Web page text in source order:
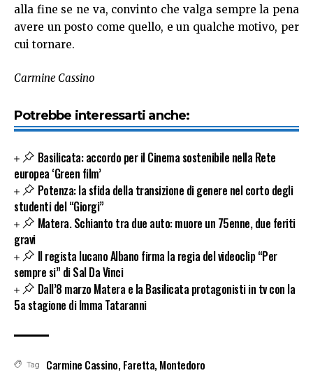
alla fine se ne va, convinto che valga sempre la pena
avere un posto come quello, e un qualche motivo, per
cui tornare.
Carmine Cassino
Potrebbe interessarti anche:
Basilicata: accordo per il Cinema sostenibile nella Rete
europea ‘Green film’
Potenza: la sfida della transizione di genere nel corto degli
studenti del “Giorgi”
Matera. Schianto tra due auto: muore un 75enne, due feriti
gravi
Il regista lucano Albano firma la regia del videoclip “Per
sempre si” di Sal Da Vinci
Dall’8 marzo Matera e la Basilicata protagonisti in tv con la
5a stagione di Imma Tataranni
Tag Carmine Cassino, Faretta, Montedoro